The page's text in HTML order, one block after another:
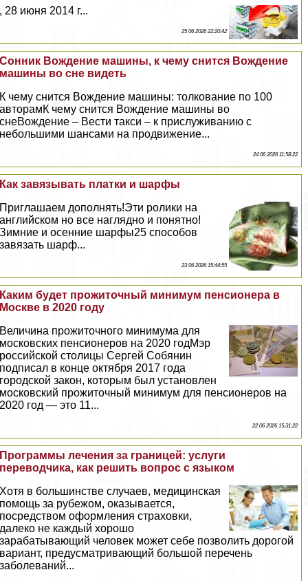
, 28 июня 2014 г...
25 06 2026 22:20:42
Сонник Вождение машины, к чему снится Вождение
машины во сне видеть
К чему снится Вождение машины: толкование по 100
авторамК чему снится Вождение машины во
снеВождение – Вести такси – к прислуживанию с
небольшими шансами на продвижение...
24 06 2026 11:58:22
Как завязывать платки и шарфы
Приглашаем дополнять!Эти ролики на
английском но все наглядно и понятно!
Зимние и осенние шарфы25 способов
завязать шарф...
23 06 2026 15:44:55
Каким будет прожиточный минимум пенсионера в
Москве в 2020 году
Величина прожиточного минимума для
московских пенсионеров на 2020 годМэр
российской столицы Сергeй Собянин
подписал в конце октября 2017 года
городской закон, которым был установлен
московский прожиточный минимум для пенсионеров на
2020 год — это 11...
22 06 2026 15:31:22
Программы лечения за границей: услуги
переводчика, как решить вопрос с языком
Хотя в большинстве случаев, медицинская
помощь за рубежом, оказывается,
посредством оформления страховки,
далеко не каждый хорошо
заpaбатывающий человек может себе позволить дорогой
вариант, предусматривающий большой перечень
заболеваний...